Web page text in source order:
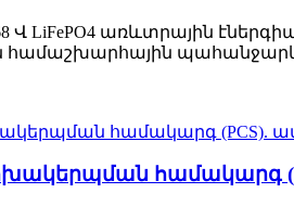
768 Վ LiFePO4 առևտրային
համաշխարհային պահանջարկը
համակարգ